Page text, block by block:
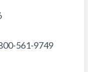
561-9749